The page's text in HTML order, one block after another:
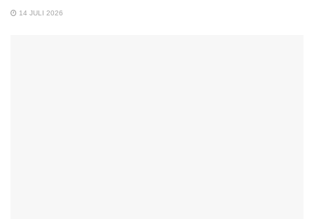
14 JULI 2026